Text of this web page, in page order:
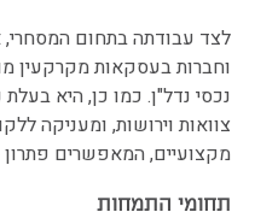
לצד עבודתה בתחום המסחרי,
וחברות בעסקאות מקרקעין
נכסי נדל"ן. כמו כן, היא בעלת
צוואות וירושות, ומעניקה
מקצועיים, המאפשרים פתרון
תחומי התמחות